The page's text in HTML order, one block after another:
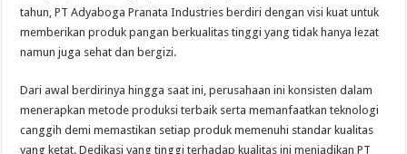
tahun, PT Adyaboga Pranata Industries berdiri dengan visi kuat untuk
memberikan produk pangan berkualitas tinggi yang tidak hanya lezat
namun juga sehat dan bergizi.
Dari awal berdirinya hingga saat ini, perusahaan ini konsisten dalam
menerapkan metode produksi terbaik serta memanfaatkan teknologi
canggih demi memastikan setiap produk memenuhi standar kualitas
yang ketat. Dedikasi yang tinggi terhadap kualitas ini menjadikan PT